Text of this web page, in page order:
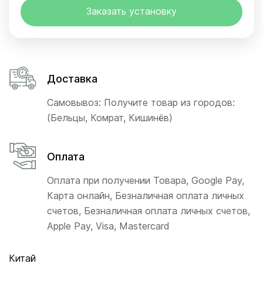
Китай
Заказать установку
Доставка
Самовывоз: Получите товар из городов:
(Бельцы, Комрат, Кишинёв)
Оплата
Оплата при получении Товара, Google Pay,
Карта онлайн, Безналичная оплата личных
счетов, Безналичная оплата личных счетов,
Apple Pay, Visa, Mastercard